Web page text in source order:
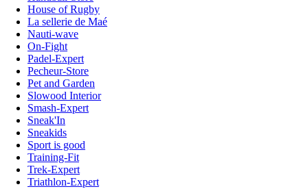
House of Rugby
La sellerie de Maé
Nauti-wave
On-Fight
Padel-Expert
Pecheur-Store
Pet and Garden
Slowood Interior
Smash-Expert
Sneak'In
Sneakids
Sport is good
Training-Fit
Trek-Expert
Triathlon-Expert